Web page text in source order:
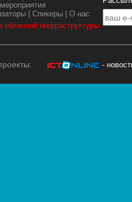
|Спикеры |О нас
облачной инфраструктуры
-